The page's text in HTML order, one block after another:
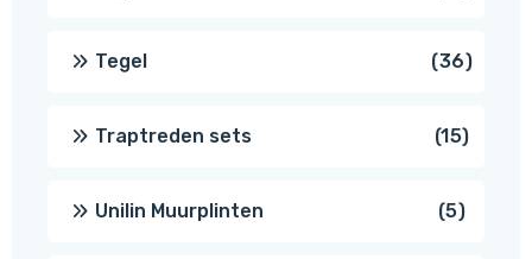
Tegel 3636
Traptreden sets 1515
Unilin Muurplinten 55